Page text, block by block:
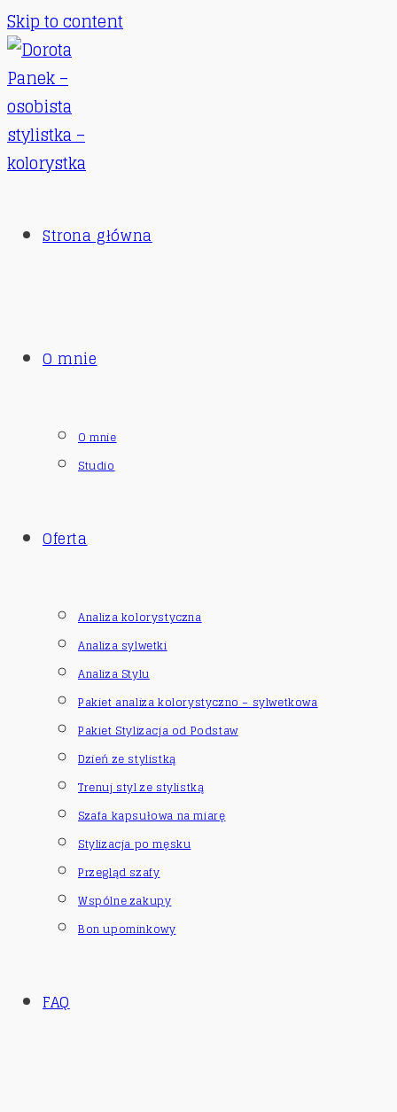
Skip to content
Strona główna
O mnie
O mnie
Studio
Oferta
Analiza kolorystyczna
Analiza sylwetki
Analiza Stylu
Pakiet analiza kolorystyczno – sylwetkowa
Pakiet Stylizacja od Podstaw
Dzień ze stylistką
Trenuj styl ze stylistką
Szafa kapsułowa na miarę
Stylizacja po męsku
Przegląd szafy
Wspólne zakupy
Bon upominkowy
FAQ